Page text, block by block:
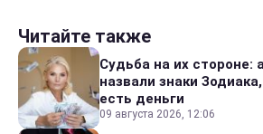
Читайте также
Судьба на их стороне:
назвали знаки
есть деньги
09 августа 2026, 12:06